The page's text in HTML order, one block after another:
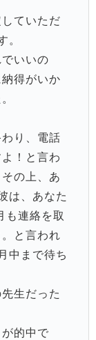
ていただ
。
いいの
得がいか
り、電話
！と言わ
の上、あ
は、あなた
も連絡を取
と言われ
中まで待ち
生だった
的中で